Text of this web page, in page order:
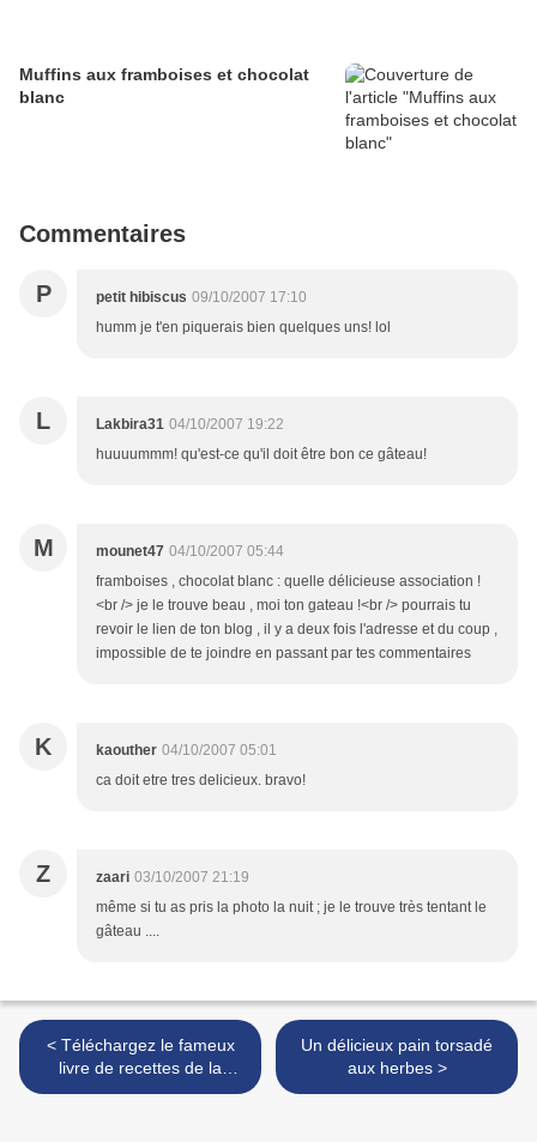
Muffins aux framboises et chocolat
blanc
Commentaires
P petit hibiscus 09/10/2007 17:10
humm je t'en piquerais bien quelques uns! lol
L Lakbira31 04/10/2007 19:22
huuuummm! qu'est-ce qu'il doit être bon ce gâteau!
M mounet47 04/10/2007 05:44
framboises , chocolat blanc : quelle délicieuse association !
<br /> je le trouve beau , moi ton gateau !<br /> pourrais tu
revoir le lien de ton blog , il y a deux fois l'adresse et du coup ,
impossible de te joindre en passant par tes commentaires
K kaouther 04/10/2007 05:01
ca doit etre tres delicieux. bravo!
Z zaari 03/10/2007 21:19
même si tu as pris la photo la nuit ; je le trouve très tentant le
gâteau ....
< Téléchargez le fameux
livre de recettes de la
chaine rose
Un délicieux pain torsadé
aux herbes >